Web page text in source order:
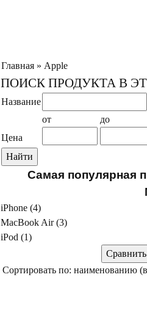
Главная » Apple
ПОИСК ПРОДУКТА В
Название
Цена
от до
Самая популярная
iPhone (4)
MacBook Air(3)
iPod (1)
Сортировать по: наименованию (